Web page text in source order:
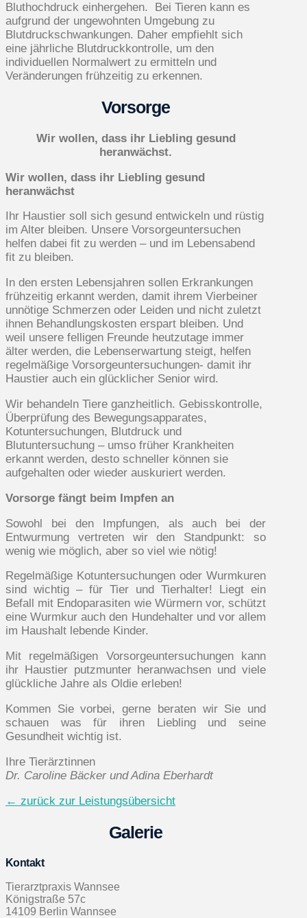
Bluthochdruck einhergehen. Bei Tieren kann es
aufgrund der ungewohnten Umgebung zu
Blutdruckschwankungen. Daher empfiehlt sich
eine jährliche Blutdruckkontrolle, um den
individuellen Normalwert zu ermitteln und
Veränderungen frühzeitig zu erkennen.
Vorsorge
Wir wollen, dass ihr Liebling gesund
heranwächst.
Wir wollen, dass ihr Liebling gesund
heranwächst
Ihr Haustier soll sich gesund entwickeln und rüstig
im Alter bleiben. Unsere Vorsorgeuntersuchen
helfen dabei fit zu werden – und im Lebensabend
fit zu bleiben.
In den ersten Lebensjahren sollen Erkrankungen
frühzeitig erkannt werden, damit ihrem Vierbeiner
unnötige Schmerzen oder Leiden und nicht zuletzt
ihnen Behandlungskosten erspart bleiben. Und
weil unsere felligen Freunde heutzutage immer
älter werden, die Lebenserwartung steigt, helfen
regelmäßige Vorsorgeuntersuchungen- damit ihr
Haustier auch ein glücklicher Senior wird.
Wir behandeln Tiere ganzheitlich. Gebisskontrolle,
Überprüfung des Bewegungsapparates,
Kotuntersuchungen, Blutdruck und
Blutuntersuchung – umso früher Krankheiten
erkannt werden, desto schneller können sie
aufgehalten oder wieder auskuriert werden.
Vorsorge fängt beim Impfen an
Sowohl bei den Impfungen, als auch bei der
Entwurmung vertreten wir den Standpunkt: so
wenig wie möglich, aber so viel wie nötig!
Regelmäßige Kotuntersuchungen oder Wurmkuren
sind wichtig – für Tier und Tierhalter! Liegt ein
Befall mit Endoparasiten wie Würmern vor, schützt
eine Wurmkur auch den Hundehalter und vor allem
im Haushalt lebende Kinder.
Mit regelmäßigen Vorsorgeuntersuchungen kann
ihr Haustier putzmunter heranwachsen und viele
glückliche Jahre als Oldie erleben!
Kommen Sie vorbei, gerne beraten wir Sie und
schauen was für ihren Liebling und seine
Gesundheit wichtig ist.
Ihre Tierärztinnen
Dr. Caroline Bäcker und Adina Eberhardt
← zurück zur Leistungsübersicht
Galerie
Kontakt
Tierarztpraxis Wannsee
Königstraße 57c
14109 Berlin Wannsee